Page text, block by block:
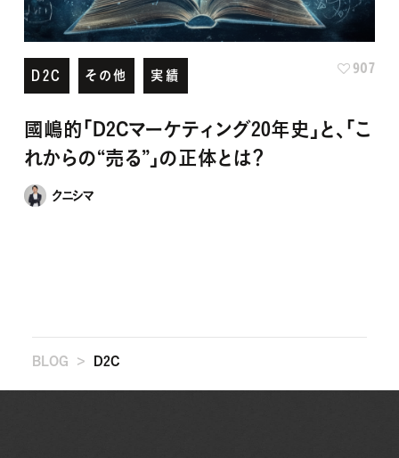
D2C その他 実績 907
國嶋的「D2Cマーケティング20年史」と、「こ
れからの“売る”」の正体とは？
クニシマ
BLOG > D2C